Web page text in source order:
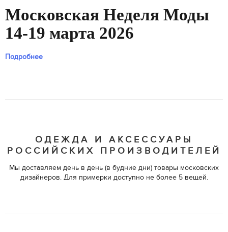
Московская Неделя Моды
14-19 марта 2026
Подробнее
ОДЕЖДА И АКСЕССУАРЫ
РОССИЙСКИХ ПРОИЗВОДИТЕЛЕЙ
Мы доставляем день в день (в будние дни) товары московских
дизайнеров. Для примерки доступно не более 5 вещей.